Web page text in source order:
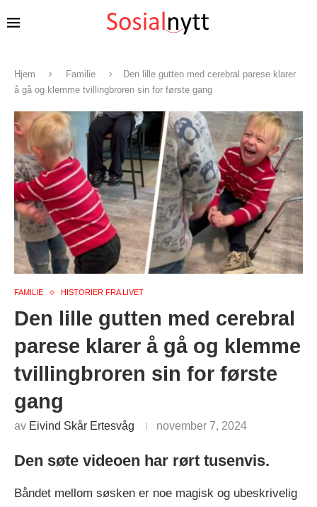
Hjem Familie
Den lille gutten med cerebral parese klarer
å gå og klemme tvillingbroren sin for første gang
FAMILIE HISTORIER FRA LIVET
Den lille gutten med cerebral
parese klarer å gå og klemme
tvillingbroren sin for første
gang
av Eivind Skår Ertesvåg november 7, 2024
Den søte videoen har rørt tusenvis.
Båndet mellom søsken er noe magisk og ubeskrivelig